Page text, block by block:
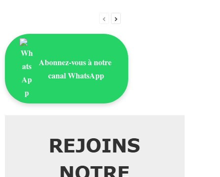
Abonnez-vous à notre
canal WhatsApp